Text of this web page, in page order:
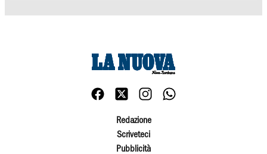
Redazione
Scriveteci
Pubblicità